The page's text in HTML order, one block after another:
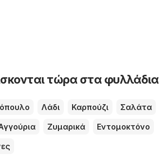
τώρα στα φυλλάδια
Λάδι Καρπούζι
Σαλάτα
Ζυμαρικά
Εντομοκτόνο